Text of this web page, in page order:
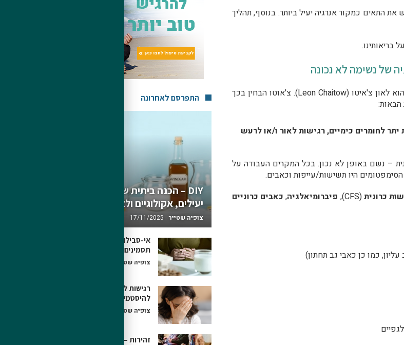
התאים כמקור אנרגיה יעיל ביותר. בנוסף, תהליך
בריאותינו.
של נשימה לא נכונה
הוא לאון צ'איטו (Leon Chaitow). צ'אוטו הבחין בכך
הבאות:
לחומרים כימיים, רגישות לאור ו/או לרעש
– נשם באופן לא נכון. בכל המקרים העבודה על
היו תשישות/עייפות וכאבים.
כרונית(CFS), פיברומיאלגיה, כאבים כרוניים
התפרסם לאחרונה
DIY – הכנה ביתית של חומרי ניקוי
יעילים, אקולוגיים ולא רעילים
צופיה שטייר 17/11/2025
אי-סבילות למזון | רגישות למזון –
תסמינים ובדיקות
צופיה שטייר
רגישות להיסטמין (אי-סבילות
להיסטמין)? – גורמים וטיפול
צופיה שטייר
זהירות – מחלות רקע